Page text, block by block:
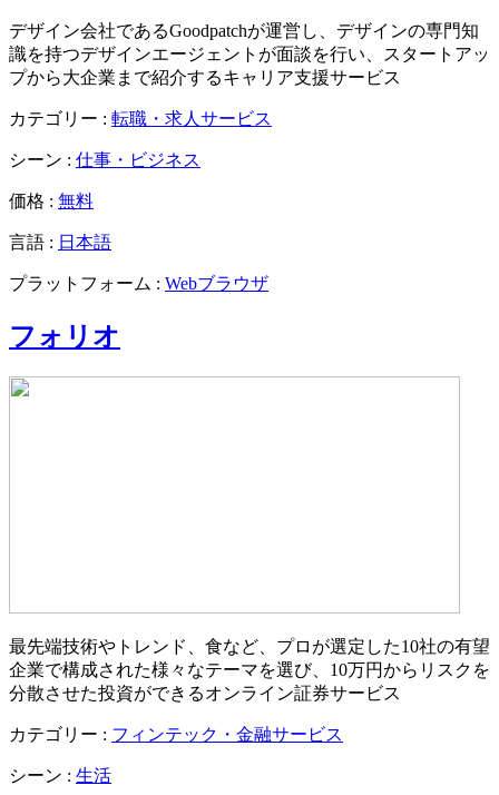
デザイン会社であるGoodpatchが運営し、デザインの専門知
識を持つデザインエージェントが面談を行い、スタートアッ
プから大企業まで紹介するキャリア支援サービス
カテゴリー : 転職・求人サービス
シーン : 仕事・ビジネス
価格 : 無料
言語 : 日本語
プラットフォーム : Webブラウザ
フォリオ
最先端技術やトレンド、食など、プロが選定した10社の有望
企業で構成された様々なテーマを選び、10万円からリスクを
分散させた投資ができるオンライン証券サービス
カテゴリー : フィンテック・金融サービス
シーン : 生活